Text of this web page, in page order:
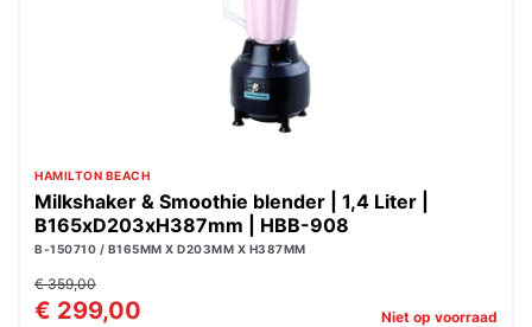
HAMILTON BEACH
Milkshaker & Smoothie blender | 1,4 Liter |
B165xD203xH387mm | HBB-908
B-150710 / B165MM X D203MM X H387MM
€ 359,00
€ 299,00 Niet op voorraad